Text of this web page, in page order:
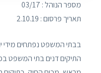
מספר הנוהל : 03/17
תאריך פרסום : 2.10.19
בבתי המשפט נפתחים מידי
התיקים דנים בתי המשפט